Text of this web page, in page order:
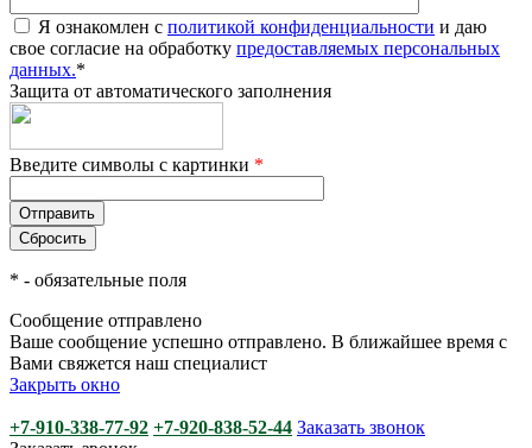
Я ознакомлен с политикой конфиденциальности и даю
свое согласие на обработку предоставляемых персональных
данных.*
Защита от автоматического заполнения
Введите символы с картинки *
* - обязательные поля
Сообщение отправлено
Ваше сообщение успешно отправлено. В ближайшее время с
Вами свяжется наш специалист
Закрыть окно
+7-910-338-77-92 +7-920-838-52-44 Заказать звонок